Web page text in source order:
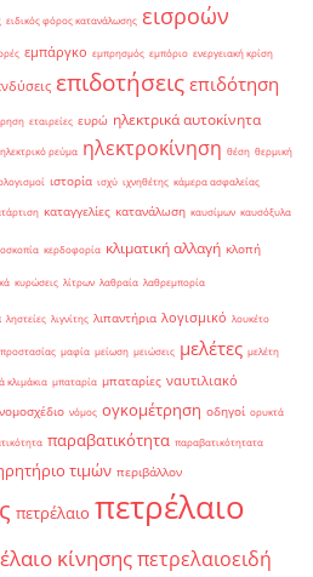
ειδικός φόρος κατανάλωσης εισροών
εμπάργκο εμπρησμός εμπόριο ενεργειακή κρίση
επιδοτήσεις επιδότηση
εταιρείες ευρώ ηλεκτρικά αυτοκίνητα
ηλεκτρικό ρεύμα ηλεκτροκίνηση θέση θερμική
ιστορία ισχύ ιχνηθέτης κάμερα ασφαλείας
καταγγελίες κατανάλωση καυσίμων καυσόξυλα
κερδοφορία κλιματική αλλαγή κλοπή
κυρώσεις λίτρων λαθραία λαθρεμπορία
ληστείες λιγνίτης λιπαντήρια λογισμικό λουκέτο
μαφία μείωση μειώσεις μελέτες μελέτη
κλιμάκια μπαταρία μπαταρίες ναυτιλιακό
νομοσχέδιο νόμος ογκομέτρηση οδηγοί ορυκτά
παραβατικότητα παραβατικότητατα
τιμών περιβάλλον
πετρέλαιο πετρέλαιο
κίνησηςπετρελαιοειδή